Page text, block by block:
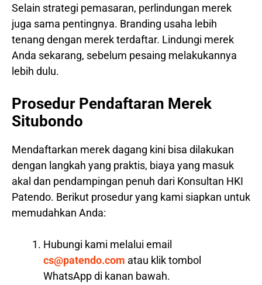
Selain strategi pemasaran, perlindungan merek
juga sama pentingnya. Branding usaha lebih
tenang dengan merek terdaftar. Lindungi merek
Anda sekarang, sebelum pesaing melakukannya
lebih dulu.
Prosedur Pendaftaran Merek
Situbondo
Mendaftarkan merek dagang kini bisa dilakukan
dengan langkah yang praktis, biaya yang masuk
akal dan pendampingan penuh dari Konsultan HKI
Patendo. Berikut prosedur yang kami siapkan untuk
memudahkan Anda:
Hubungi kami melalui email
cs@patendo.com atau klik tombol
WhatsApp di kanan bawah.